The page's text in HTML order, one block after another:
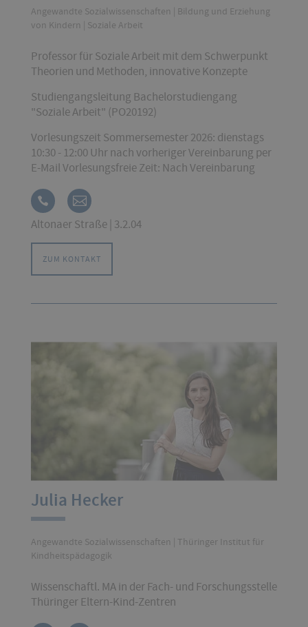
Angewandte Sozialwissenschaften | Bildung und Erziehung
von Kindern | Soziale Arbeit
Professor für Soziale Arbeit mit dem Schwerpunkt
Theorien und Methoden, innovative Konzepte
Studiengangsleitung Bachelorstudiengang
"Soziale Arbeit" (PO20192)
Vorlesungszeit Sommersemester 2026: dienstags
10:30 - 12:00 Uhr nach vorheriger Vereinbarung per
E-Mail Vorlesungsfreie Zeit: Nach Vereinbarung
Altonaer Straße | 3.2.04
ZUM KONTAKT
Julia Hecker
Angewandte Sozialwissenschaften | Thüringer Institut für
Kindheitspädagogik
Wissenschaftl. MA in der Fach- und Forschungsstelle
Thüringer Eltern-Kind-Zentren